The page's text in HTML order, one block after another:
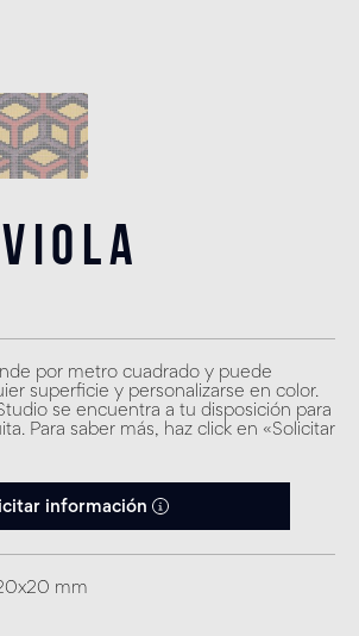
por metro cuadrado y puede
superficie y personalizarse en color.
se encuentra a tu disposición para
Para saber más, haz click en «Solicitar
información
mm